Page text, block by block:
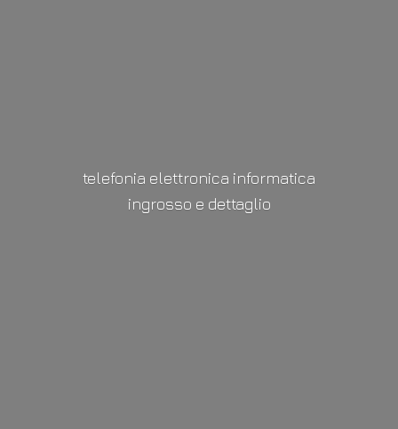
telefonia elettronica informatica
ingrosso e dettaglio